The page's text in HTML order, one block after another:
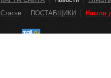
Статьи
ПОСТАВЩИКИ Нашли